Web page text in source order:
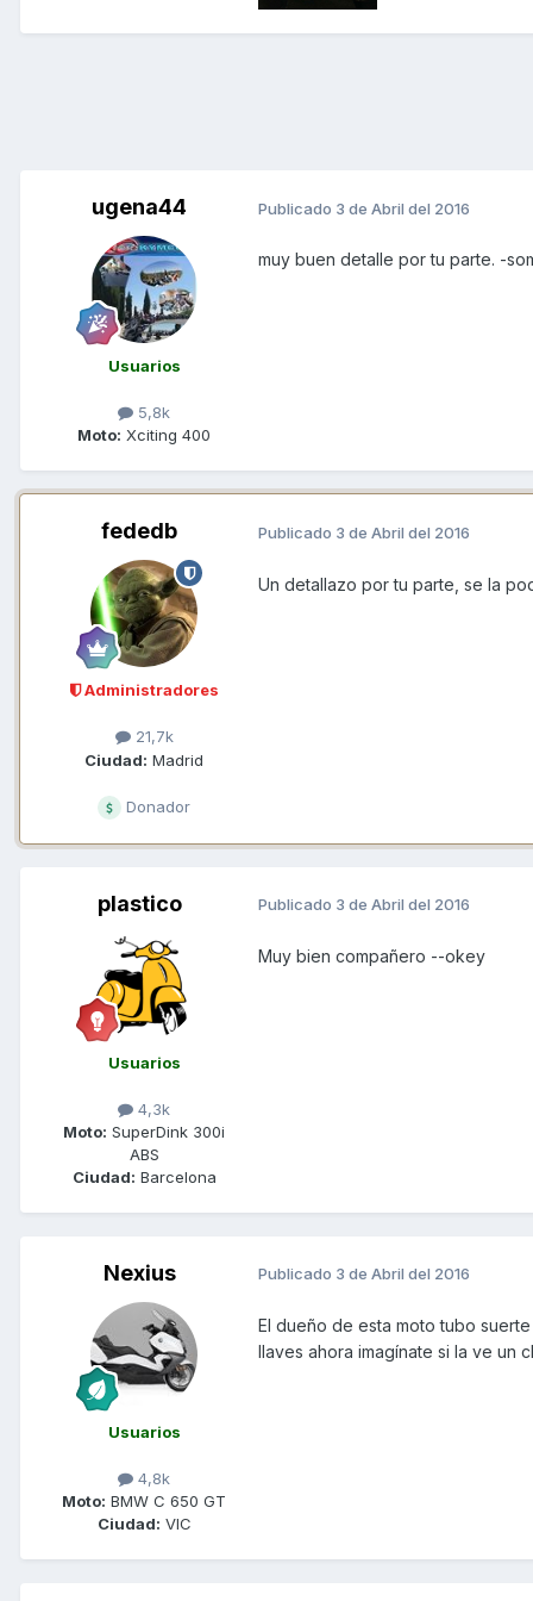
ugena44
Usuarios
5,8k
Moto: Xciting 400
Publicado 3 de Abril del 2016
muy buen detalle por tu parte. -
fededb
Administradores
21,7k
Ciudad: Madrid
Donador
Publicado 3 de Abril del 2016
Un detallazo por tu parte, se la
plastico
Usuarios
4,3k
Moto: SuperDink 300i
ABS
Ciudad: Barcelona
Publicado 3 de Abril del 2016
Muy bien compañero --okey
Nexius
Usuarios
4,8k
Moto: BMW C 650 GT
Ciudad: VIC
Publicado 3 de Abril del 2016
El dueño de esta moto tubo
llaves ahora imagínate si la ve un